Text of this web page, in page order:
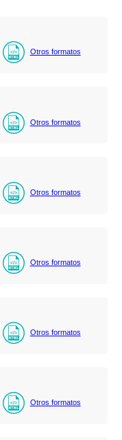
Otros formatos
Otros formatos
Otros formatos
Otros formatos
Otros formatos
Otros formatos